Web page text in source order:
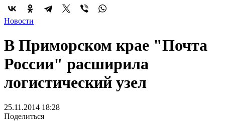
Новости
В Приморском крае "Почта
России" расширила
логистический узел
25.11.2014 18:28
Поделиться